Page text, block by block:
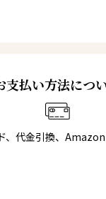
支払い方法につ
、代金引換、